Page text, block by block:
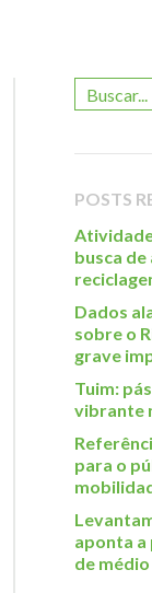
POSTS
busca
Dados
sobre o
grave
Tuim:
vibrante
para o
aponta a
de